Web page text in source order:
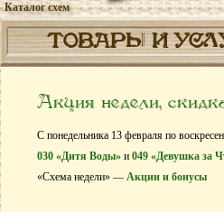
Каталог схем
ТОВАРЫ И
Акция недели,
С понедельника 13 февраля по
030 «Дитя Воды» и 049 «Девушка за
«Схема недели» — Акции и бонусы